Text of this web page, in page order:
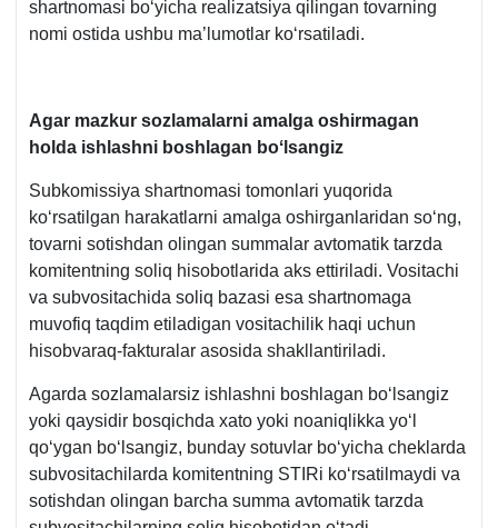
shartnomasi boʻyicha realizatsiya qilingan tovarning
nomi ostida ushbu ma’lumotlar koʻrsatiladi.
Agar mazkur sozlamalarni amalga oshirmagan
holda ishlashni boshlagan boʻlsangiz
Subkomissiya shartnomasi tomonlari yuqorida
koʻrsatilgan harakatlarni amalga oshirganlaridan soʻng,
tovarni sotishdan olingan summalar avtomatik tarzda
komitentning soliq hisobotlarida aks ettiriladi. Vositachi
va subvositachida soliq bazasi esa shartnomaga
muvofiq taqdim etiladigan vositachilik haqi uchun
hisobvaraq-fakturalar asosida shakllantiriladi.
Agarda sozlamalarsiz ishlashni boshlagan boʻlsangiz
yoki qaysidir bosqichda хato yoki noaniqlikka yoʻl
qoʻygan boʻlsangiz, bunday sotuvlar boʻyicha cheklarda
subvositachilarda komitentning STIRi koʻrsatilmaydi va
sotishdan olingan barcha summa avtomatik tarzda